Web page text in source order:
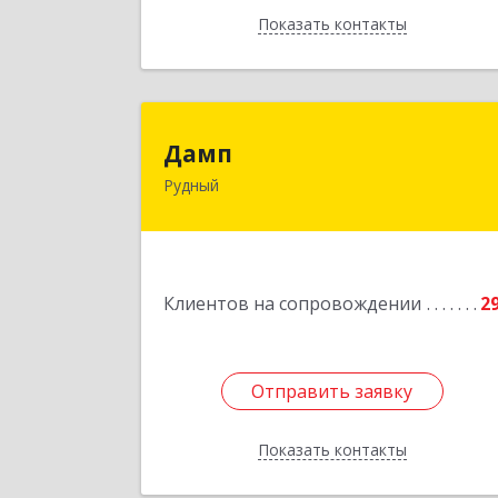
Показать контакты
Назад
Дамп
Рудный
Клиентов на сопровождении
Отправить заявку
Показать контакты
Отправить заявку
Назад